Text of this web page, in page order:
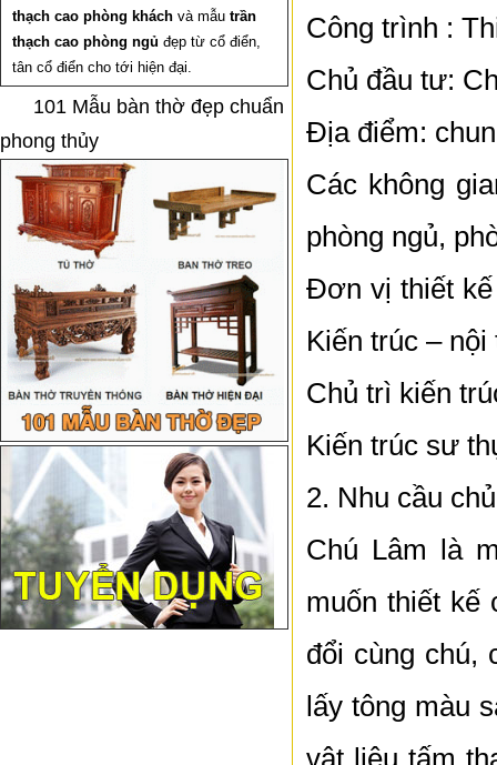
thạch cao phòng khách và mẫu trần
thạch cao phòng ngủ đẹp từ cổ điển,
tân cổ điển cho tới hiện đại.
101 Mẫu bàn thờ đẹp chuẩn
phong thủy
Công trình :
Chủ đầu tư:
Địa điểm:
Các không
phòng ngủ,
Đơn vị thiết
Kiến trúc –
Chủ trì kiến
Kiến trúc sư
2. Nhu cầu
Chú Lâm là
muốn thiết kế
đổi cùng chú,
lấy tông màu